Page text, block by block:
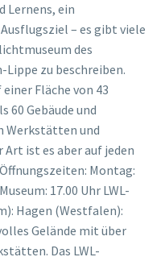
Lernens, ein
– es gibt viele
des
Lippe zu beschreiben.
Fläche von 43
60 Gebäude und
Werkstätten und
ist es aber auf jeden
Montag:
17.00 Uhr LWL-
Hagen (Westfalen):
Gelände mit über
Das LWL-